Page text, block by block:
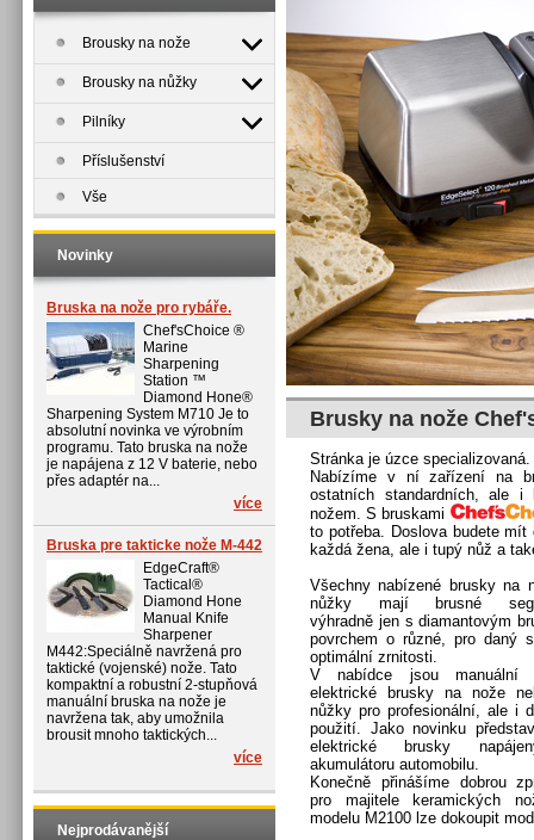
Brousky na nože
Brousky na nůžky
Pilníky
Příslušenství
Vše
Novinky
Bruska na nože pro rybáře.
Chef'sChoice ®
Marine
Sharpening
Station ™
Diamond Hone®
Sharpening System M710 Je to
absolutní novinka ve výrobním
programu. Tato bruska na nože
je napájena z 12 V baterie, nebo
přes adaptér na...
více
Bruska pre takticke nože M-442
EdgeCraft®
Tactical®
Diamond Hone
Manual Knife
Sharpener
M442:Speciálně navržená pro
taktické (vojenské) nože. Tato
kompaktní a robustní 2-stupňová
manuální bruska na nože je
navržena tak, aby umožnila
brousit mnoho taktických...
více
Nejprodávanější
Brusky na nože
Stránka je úzce specializovaná.
Nabízíme v ní zařízení na
ostatních standardních, ale
nožem. S bruskami
to potřeba. Doslova budete
každá žena, ale i tupý nůž a
Všechny nabízené brusky na
nůžky mají brusné
výhradně jen s diamantovým
povrchem o různé, pro daný
optimální zrnitosti.
V nabídce jsou
elektrické brusky na nože
nůžky pro profesionální, ale i
použití. Jako novinku
elektrické brusky
akumulátoru automobilu.
Konečně přinášíme dobrou
pro majitele keramických
modelu M2100 lze dokoupit